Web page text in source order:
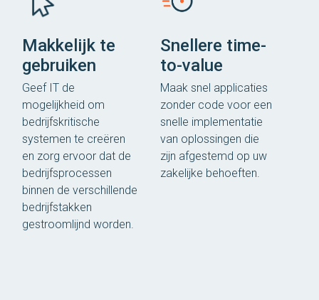
Makkelijk te
gebruiken
Geef IT de
mogelijkheid om
bedrijfskritische
systemen te creëren
en zorg ervoor dat de
bedrijfsprocessen
binnen de verschillende
bedrijfstakken
gestroomlijnd worden.
Snellere time-
to-value
Maak snel applicaties
zonder code voor een
snelle implementatie
van oplossingen die
zijn afgestemd op uw
zakelijke behoeften.